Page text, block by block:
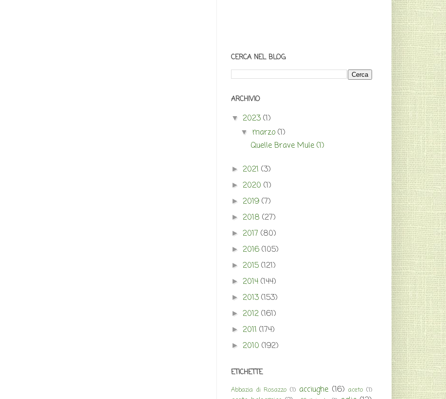
CERCA NEL BLOG
ARCHIVIO
▼ 2023 (1)
▼ marzo(1)
Quelle Brave Mule (1)
► 2021 (3)
► 2020 (1)
► 2019 (7)
► 2018 (27)
► 2017 (80)
► 2016 (105)
► 2015 (121)
► 2014 (144)
► 2013 (153)
► 2012 (161)
► 2011 (174)
► 2010 (192)
ETICHETTE
Abbazia di Rosazzo (1) acciughe (16) aceto (1)